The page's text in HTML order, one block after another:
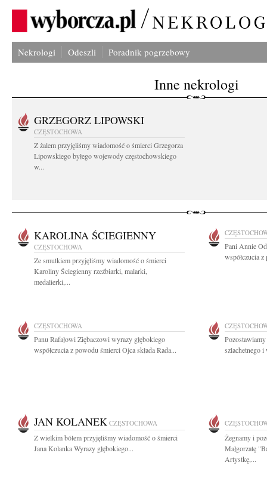
Nekrologi Odeszli Poradnik pogrzebowy
Inne nekrologi
GRZEGORZ LIPOWSKI
CZĘSTOCHOWA
Z żalem przyjęliśmy wiadomość o śmierci Grzegorza
Lipowskiego byłego wojewody częstochowskiego
w...
KAROLINA ŚCIEGIENNY
CZĘSTOCHOWA
Ze smutkiem przyjęliśmy wiadomość o śmierci
Karoliny Ściegienny rzeźbiarki, malarki,
medalierki,...
Pani Annie
współczucia
CZĘSTOCHOWA
Panu Rafałowi Ziębaczowi wyrazy głębokiego
współczucia z powodu śmierci Ojca składa Rada...
szlachetnego
JAN KOLANEK CZĘSTOCHOWA
Z wielkim bólem przyjęliśmy wiadomość o śmierci
Jana Kolanka Wyrazy głębokiego...
Żegnamy i
Małgorzatę
Artystkę,...